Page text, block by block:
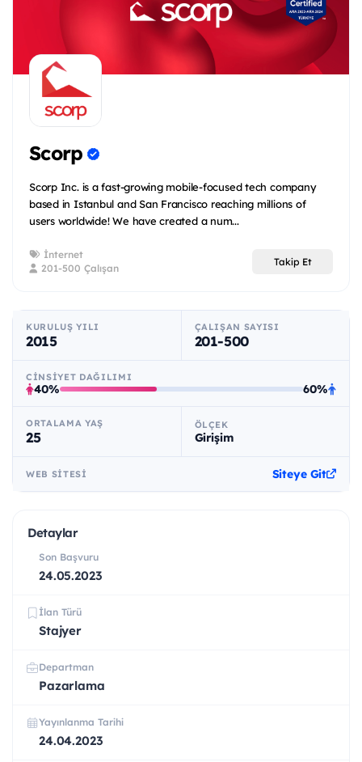
Scorp
Scorp Inc. is a fast-growing mobile-focused tech company
based in Istanbul and San Francisco reaching millions of
users worldwide! We have created a num...
İnternet
201-500 Çalışan
Takip Et
KURULUŞ YILI
2015
ÇALIŞAN SAYISI
201-500
CINSIYET DAĞILIMI
40% 60%
ORTALAMA YAŞ
25
ÖLÇEK
Girişim
WEB SITESI Siteye Git
Detaylar
Son Başvuru
24.05.2023
İlan Türü
Stajyer
Departman
Pazarlama
Yayınlanma Tarihi
24.04.2023